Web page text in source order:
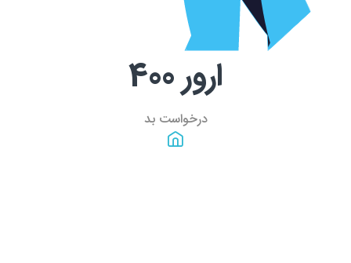
ارور400
درخواست بد